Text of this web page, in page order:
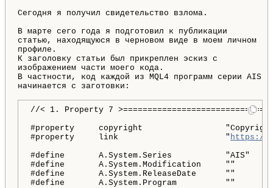
Сегодня я получил свидетельство взлома.
В марте сего года я подготовил к публикации
статью, находящуюся в черновом виде в моем личном
профиле.
К заголовку статьи был прикреплен эскиз с
изображением части моего кода.
В частности, код каждой из MQL4 программ серии AIS
начинается с заготовки:
//< 1. Property 7
#property     copyright
#property     link                      " https://
#define       A.System.Series           "AIS"
#define       A.System.Modification     ""
#define       A.System.ReleaseDate      ""
#define       A.System.Program          ""